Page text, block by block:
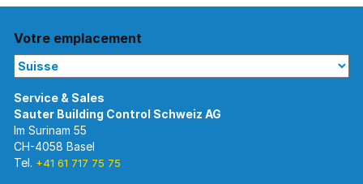
Votre emplacement
Im Surinam 55
CH-4058 Basel
Tel. +41 61 717 75 75